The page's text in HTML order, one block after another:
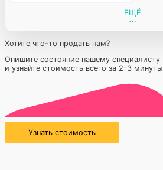
ЕЩЁ
Хотите что-то продать нам?
Опишите состояние нашему специалисту
и узнайте стоимость всего за 2-3 минуты
Узнать стоимость